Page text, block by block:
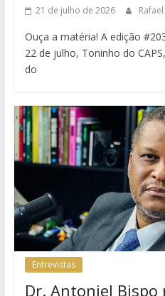
21 de julho de 2026
Ouça a matéria! A edição
22 de julho, Toninho do
do
Entrevistas
Dr. Antoniel Bispo